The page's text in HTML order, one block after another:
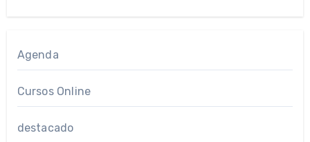
Agenda
Cursos Online
destacado